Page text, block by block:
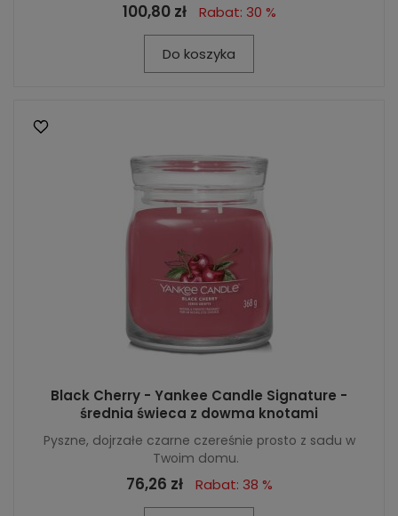
100,80 zł Rabat: 30 %
Do koszyka
Black Cherry - Yankee Candle Signature -
średnia świeca z dowma knotami
Pyszne, dojrzałe czarne czereśnie prosto z sadu w
Twoim domu.
76,26 zł Rabat: 38 %